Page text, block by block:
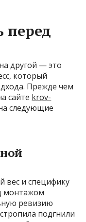
перед
другой — это
который
Прежде чем
сайте krov-
следующие
вес и специфику
монтажом
ревизию
подгнили